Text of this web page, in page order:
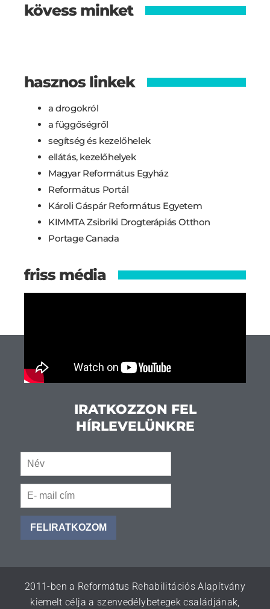
kövess minket
hasznos linkek
a drogokról
a függőségről
segítség és kezelőhelek
ellátás, kezelőhelyek
Magyar Református Egyház
Református Portál
Károli Gáspár Református Egyetem
KIMMTA Zsibriki Drogterápiás Otthon
Portage Canada
friss média
IRATKOZZON FEL
HÍRLEVELÜNKRE
FELIRATKOZOM
2011-ben a Református Rehabilitációs Alapítvány
kiemelt célja a szenvedélybetegek családjának,